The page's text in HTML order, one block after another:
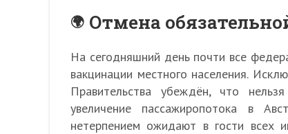
Отмена
На сегодняшний день почти все
вакцинации местного населения.
Правительства убеждён, что
увеличение пассажиропотока в
нетерпением ожидают в гости всех